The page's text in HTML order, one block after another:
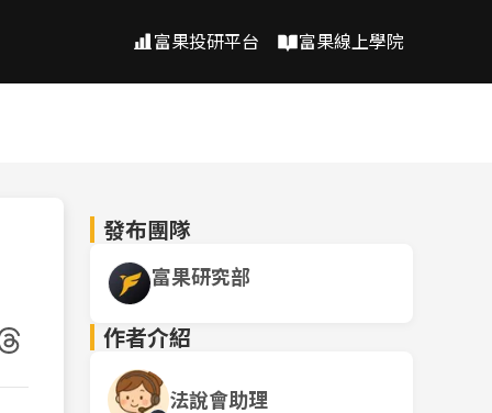
富果投研平台 富果線上學院
發布團隊
富果研究部
作者介紹
法說會助理